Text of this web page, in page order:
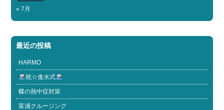
« 7月
最近の投稿
HARMO
祝☆進水式
蝶の熱中症対策
富浦クルージング